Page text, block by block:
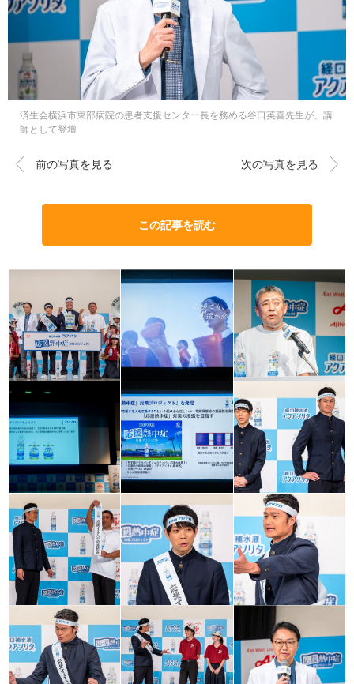
済生会横浜市東部病院の患者支援センター長を務める谷口英喜先生が、講
師として登壇
前の写真を見る 次の写真を見る
この記事を読む